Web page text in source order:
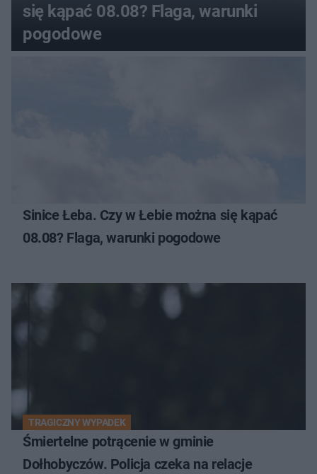
się kąpać 08.08? Flaga, warunki
pogodowe
Sinice Łeba. Czy w Łebie można się kąpać
08.08? Flaga, warunki pogodowe
TRAGICZNY WYPADEK
Śmiertelne potrącenie w gminie
Dołhobyczów. Policja czeka na relacje